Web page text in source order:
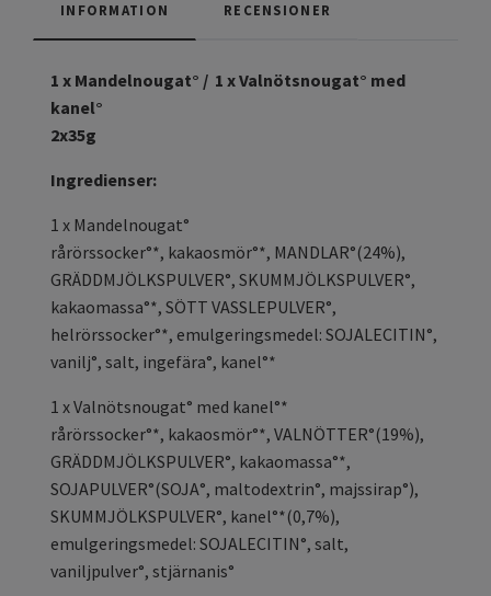
INFORMATION RECENSIONER
1 x Mandelnougat° / 1 x Valnötsnougat° med
kanel°
2x35g
Ingredienser:
1 x Mandelnougat°
rårörssocker°*, kakaosmör°*, MANDLAR°(24%),
GRÄDDMJÖLKSPULVER°, SKUMMJÖLKSPULVER°,
kakaomassa°*, SÖTT VASSLEPULVER°,
helrörssocker°*, emulgeringsmedel: SOJALECITIN°,
vanilj°, salt, ingefära°, kanel°*
1 x Valnötsnougat° med kanel°*
rårörssocker°*, kakaosmör°*, VALNÖTTER°(19%),
GRÄDDMJÖLKSPULVER°, kakaomassa°*,
SOJAPULVER°(SOJA°, maltodextrin°, majssirap°),
SKUMMJÖLKSPULVER°, kanel°*(0,7%),
emulgeringsmedel: SOJALECITIN°, salt,
vaniljpulver°, stjärnanis°